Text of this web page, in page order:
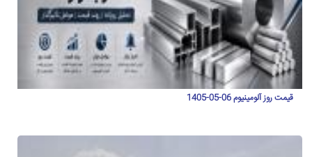
قیمت روز آلومینیوم 06-05-1405